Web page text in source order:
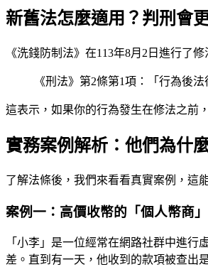
新舊法怎麼適用？判刑會
《洗錢防制法》在113年8月2日進行了
《刑法》第2條第1項：「行為後
這表示，如果你的行為發生在修法之前
實務案例解析：他們為什
了解法條後，我們來看看真實案例，這
案例一：高價收幣的「個人幣商
「小李」是一位經常在網路社群中進
差。直到有一天，他收到的款項被查出